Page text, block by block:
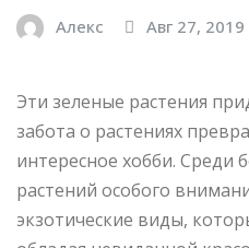
Алекс Авг 27, 2019
Эти зеленые растения
забота о растениях
интересное хобби. Среди
растений особого
экзотические виды,